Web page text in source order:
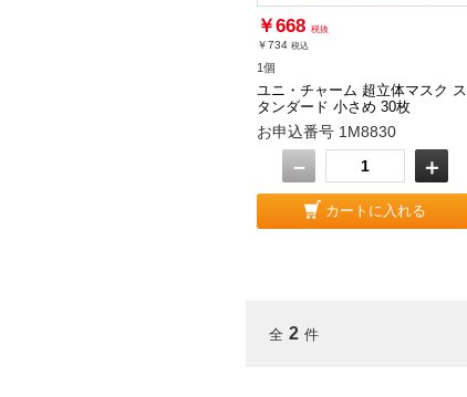
￥668 税抜
￥734 税込
1個
ユニ・チャーム 超立体マスク ス
タンダード 小さめ 30枚
お申込番号 1M8830
－ ＋
カートに入れる
全 2 件